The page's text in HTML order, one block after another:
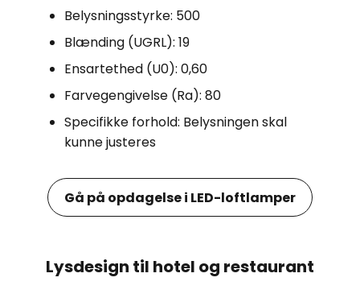
Belysningsstyrke: 500
Blænding (UGRL): 19
Ensartethed (U0): 0,60
Farvegengivelse (Ra): 80
Specifikke forhold: Belysningen skal
kunne justeres
Gå på opdagelse i LED-loftlamper
Lysdesign til hotel og restaurant